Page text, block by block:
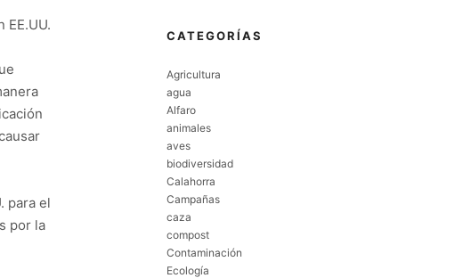
para el
por la
CATEGORÍAS
Agricultura
agua
Alfaro
animales
aves
biodiversidad
Calahorra
Campañas
caza
compost
Contaminación
Ecología